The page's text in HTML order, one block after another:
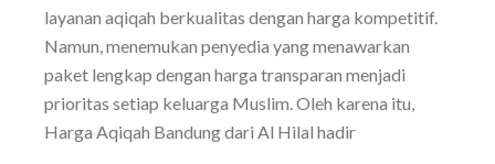
layanan aqiqah berkualitas dengan harga kompetitif.
Namun, menemukan penyedia yang menawarkan
paket lengkap dengan harga transparan menjadi
prioritas setiap keluarga Muslim. Oleh karena itu,
Harga Aqiqah Bandung dari Al Hilal hadir